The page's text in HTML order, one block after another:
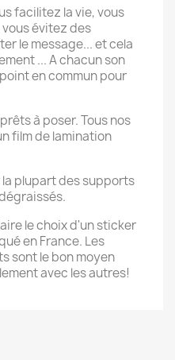
facilitez la vie, vous
évitez des
le message... et cela
... A chacun son
en commun pour
à poser. Tous nos
film de lamination
la plupart des supports
le choix d'un sticker
en France. Les
sont le bon moyen
avec les autres!